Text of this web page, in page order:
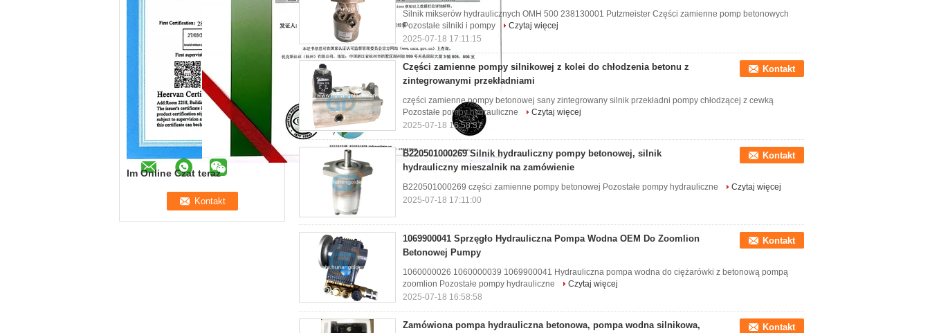
Im Online Czat teraz
Silnik mikserów hydraulicznych OMH 500 238130001 Putzmeister Części zamienne pomp betonowych
Pozostałe silniki i pompy
Czytaj więcej
2025-07-18 17:11:15
Części zamienne pompy silnikowej z kolei do chłodzenia betonu z
zintegrowanymi przekładniami
Kontakt
części zamienne pompy betonowej sany zintegrowany silnik przekładni pompy chłodzącej z cewką
Pozostałe pompy hydrauliczne
Czytaj więcej
2025-07-18 16:58:37
B220501000269 Silnik hydrauliczny pompy betonowej, silnik
hydrauliczny mieszalnik na zamówienie
Kontakt
B220501000269 części zamienne pompy betonowej Pozostałe pompy hydrauliczne
Czytaj więcej
2025-07-18 17:11:00
1069900041 Sprzęgło Hydrauliczna Pompa Wodna OEM Do Zoomlion
Betonowej Pumpy
Kontakt
1060000026 1060000039 1069900041 Hydrauliczna pompa wodna do ciężarówki z betonową pompą
zoomlion Pozostałe pompy hydrauliczne
Czytaj więcej
2025-07-18 16:58:58
Zamówiona pompa hydrauliczna betonowa, pompa wodna silnikowa,
Kontakt